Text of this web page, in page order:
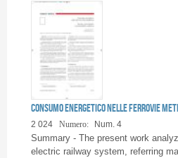
Consumo energetico nelle ferrovie
2 024 Numero: Num. 4
Summary - The present work
electric railway system, referring